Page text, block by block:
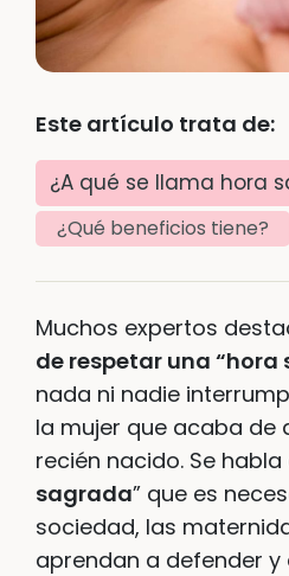
Este artículo trata de:
¿A qué se llama hora
¿Qué beneficios tiene?
Muchos expertos
de respetar una “hora
nada ni nadie
la mujer que acaba de
recién nacido. Se habla
sagrada” que es
sociedad, las
aprendan a defender y